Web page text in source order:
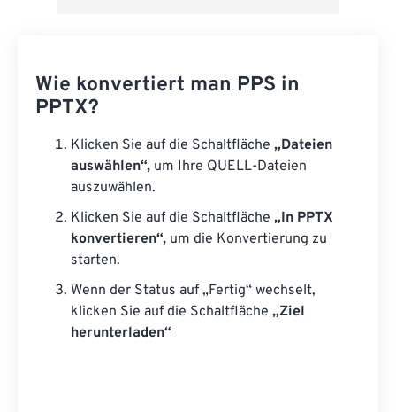
Wie konvertiert man PPS in
PPTX?
Klicken Sie auf die Schaltfläche „Dateien
auswählen“, um Ihre QUELL-Dateien
auszuwählen.
Klicken Sie auf die Schaltfläche „In PPTX
konvertieren“, um die Konvertierung zu
starten.
Wenn der Status auf „Fertig“ wechselt,
klicken Sie auf die Schaltfläche „Ziel
herunterladen“